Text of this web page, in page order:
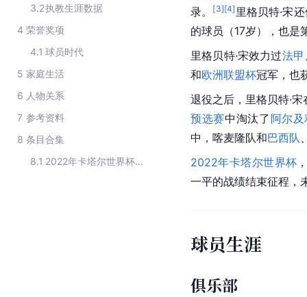
3.2执教生涯数据
4 荣誉奖项
4.1 球员时代
5 家庭生活
6 人物关系
7 参考资料
8 条目合集
8.1
2022年卡塔尔世界杯参赛球队主教练
录。
[3][4] 里格贝特·宋
的球员（17岁），也是
里格贝特·宋效力过法甲
和欧洲联盟杯冠军，也
退役之后，里格贝特·
预选赛中淘汰了 阿尔
中，喀麦隆队和巴西队
2022年卡塔尔世界杯
一平的战绩结束征程，
球员生涯
俱乐部